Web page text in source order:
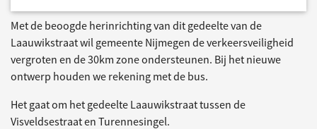
Met de beoogde herinrichting van dit gedeelte van de
Laauwikstraat wil gemeente Nijmegen de verkeersveiligheid
vergroten en de 30km zone ondersteunen. Bij het nieuwe
ontwerp houden we rekening met de bus.
Het gaat om het gedeelte Laauwikstraat tussen de
Visveldsestraat en Turennesingel.